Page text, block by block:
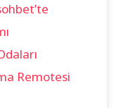
Remotesi